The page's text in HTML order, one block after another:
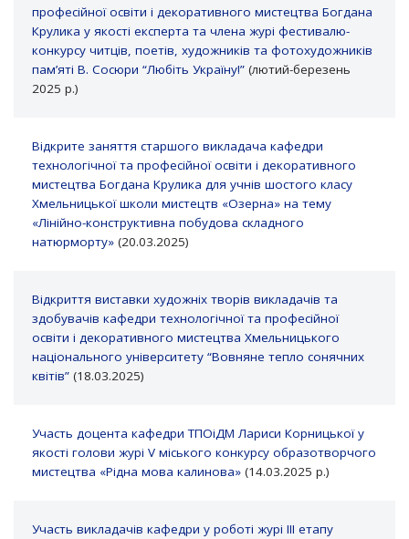
професійної освіти і декоративного мистецтва Богдана
Крулика у якості експерта та члена журі фестивалю-
конкурсу читців, поетів, художників та фотохудожників
пам’яті В. Сосюри “Любіть Україну!” (лютий-березень
2025 р.)
Відкрите заняття старшого викладача кафедри
технологічної та професійної освіти і декоративного
мистецтва Богдана Крулика для учнів шостого класу
Хмельницької школи мистецтв «Озерна» на тему
«Лінійно-конструктивна побудова складного
натюрморту» (20.03.2025)
Відкриття виставки художніх творів викладачів та
здобувачів кафедри технологічної та професійної
освіти і декоративного мистецтва Хмельницького
національного університету “Вовняне тепло сонячних
квітів” (18.03.2025)
Участь доцента кафедри ТПОіДМ Лариси Корницької у
якості голови журі V міського конкурсу образотворчого
мистецтва «Рідна мова калинова» (14.03.2025 р.)
Участь викладачів кафедри у роботі журі ІІІ етапу